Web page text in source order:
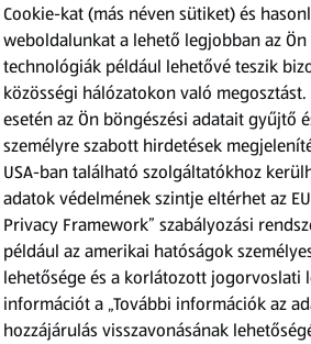
Amíg a készlet tart
XXL
ACTIMEL
Actimel joghurtital, 8
palack
0,8 kg
(1 186,25 Ft/1 kg)
949,00 Ft
Cookie-kat (más néven sütiket) és
weboldalunkat a lehető legjobban az
technológiák például lehetővé teszik
közösségi hálózatokon való
esetén az Ön böngészési adatait gyűjtő
személyre szabott hirdetések
USA-ban található szolgáltatókhoz
adatok védelmének szintje eltérhet az
Privacy Framework” szabályozási
például az amerikai hatóságok
lehetősége és a korlátozott jogorvoslati
információt a „További információk az
hozzájárulás visszavonásának